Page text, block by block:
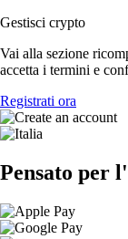
Gestisci crypto
Vai alla sezione
accetta i termini e
Registrati ora
Pensato per